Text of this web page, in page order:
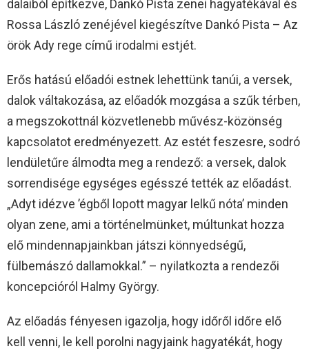
dalaiból építkezve, Dankó Pista zenei hagyatékával és
Rossa László zenéjével kiegészítve Dankó Pista – Az
örök Ady rege című irodalmi estjét.
Erős hatású előadói estnek lehettünk tanúi, a versek,
dalok váltakozása, az előadók mozgása a szűk térben,
a megszokottnál közvetlenebb művész-közönség
kapcsolatot eredményezett. Az estét feszesre, sodró
lendületűre álmodta meg a rendező: a versek, dalok
sorrendisége egységes egésszé tették az előadást.
„Adyt idézve ’égből lopott magyar lelkű nóta’ minden
olyan zene, ami a történelmünket, múltunkat hozza
elő mindennapjainkban játszi könnyedségű,
fülbemászó dallamokkal.” – nyilatkozta a rendezői
koncepcióról Halmy György.
Az előadás fényesen igazolja, hogy időről időre elő
kell venni, le kell porolni nagyjaink hagyatékát, hogy